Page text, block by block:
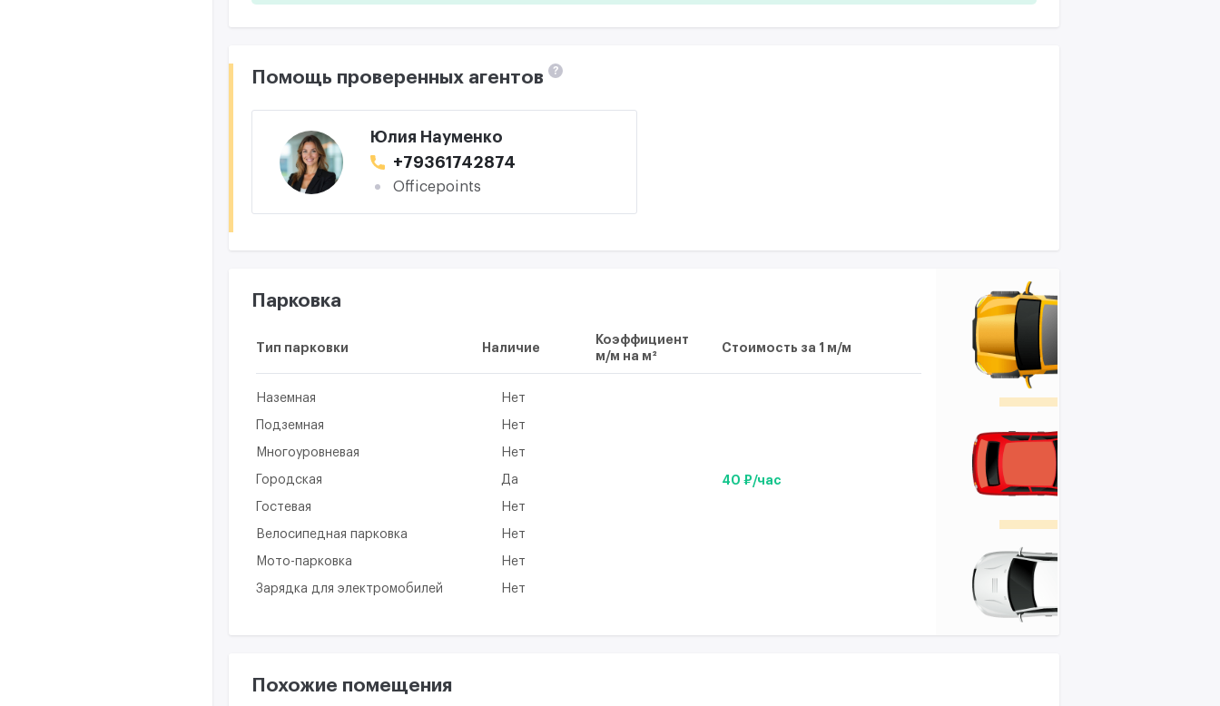
Помощь проверенных агентов ?
Юлия Науменко
+79361742874
Officepoints
Парковка
Тип парковки Наличие
Коэффициент
м/м на м²
Стоимость за 1 м/м
Наземная Нет
Подземная Нет
Многоуровневая Нет
Городская Да 40 ₽/час
Гостевая Нет
Велосипедная парковка Нет
Мото-парковка Нет
Зарядка для электромобилей Нет
Похожие помещения